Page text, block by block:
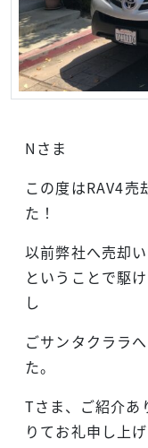
Nさま
この度はRAV4売
た！
以前弊社へ売却
ということで駆
し
ごサンタクララ
た。
Tさま、ご紹介あ
りてお礼申し上げ